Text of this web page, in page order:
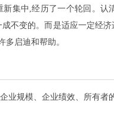
集中,经历了一个轮回。
不变的。而是适应一定经
启迪和帮助。
规模、企业绩效、所有者